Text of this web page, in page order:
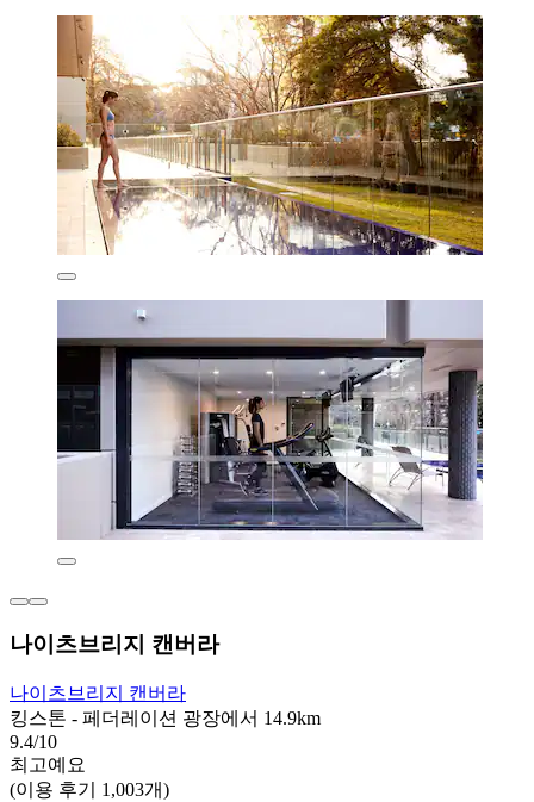
나이츠브리지 캔버라
나이츠브리지 캔버라
킹스톤 - 페더레이션 광장에서 14.9km
9.4/10
최고예요
(이용 후기 1,003개)